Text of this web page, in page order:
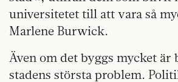
universitetet till att vara så
Marlene Burwick.
Även om det byggs mycket är
stadens största problem.